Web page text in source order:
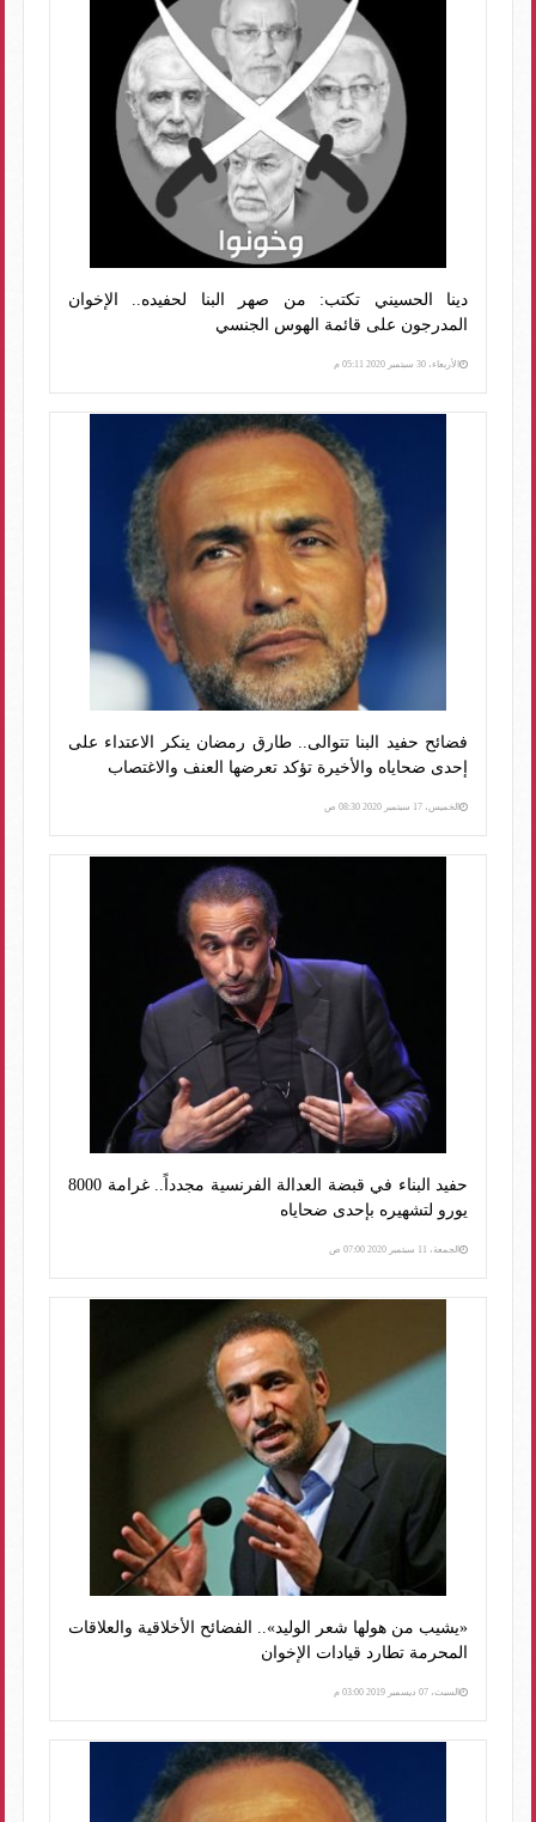
دينا الحسيني تكتب: من صهر البنا لحفيده.. الإخوان
المدرجون على قائمة الهوس الجنسي
الأربعاء، 30 سبتمبر 2020 05:11 م
فضائح حفيد البنا تتوالى.. طارق رمضان ينكر الاعتداء على
إحدى ضحاياه والأخيرة تؤكد تعرضها العنف والاغتصاب
الخميس، 17 سبتمبر 2020 08:30 ص
حفيد البناء في قبضة العدالة الفرنسية مجدداً.. غرامة 8000
يورو لتشهيره بإحدى ضحاياه
الجمعة، 11 سبتمبر 2020 07:00 ص
«يشيب من هولها شعر الوليد».. الفضائح الأخلاقية والعلاقات
المحرمة تطارد قيادات الإخوان
السبت، 07 ديسمبر 2019 03:00 م